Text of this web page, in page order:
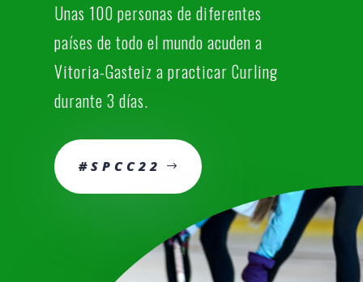
Unas 100 personas de diferentes
países de todo el mundo acuden a
Vitoria-Gasteiz a practicar Curling
durante 3 días.
#SPCC22